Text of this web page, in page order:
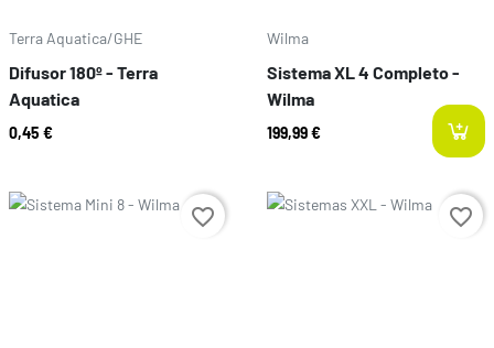
Terra Aquatica/GHE
Difusor 180º - Terra
Aquatica
0,45 €
Wilma
Sistema XL 4 Completo -
Wilma
199,99 €
Prix favorite_border Prix favorite_border